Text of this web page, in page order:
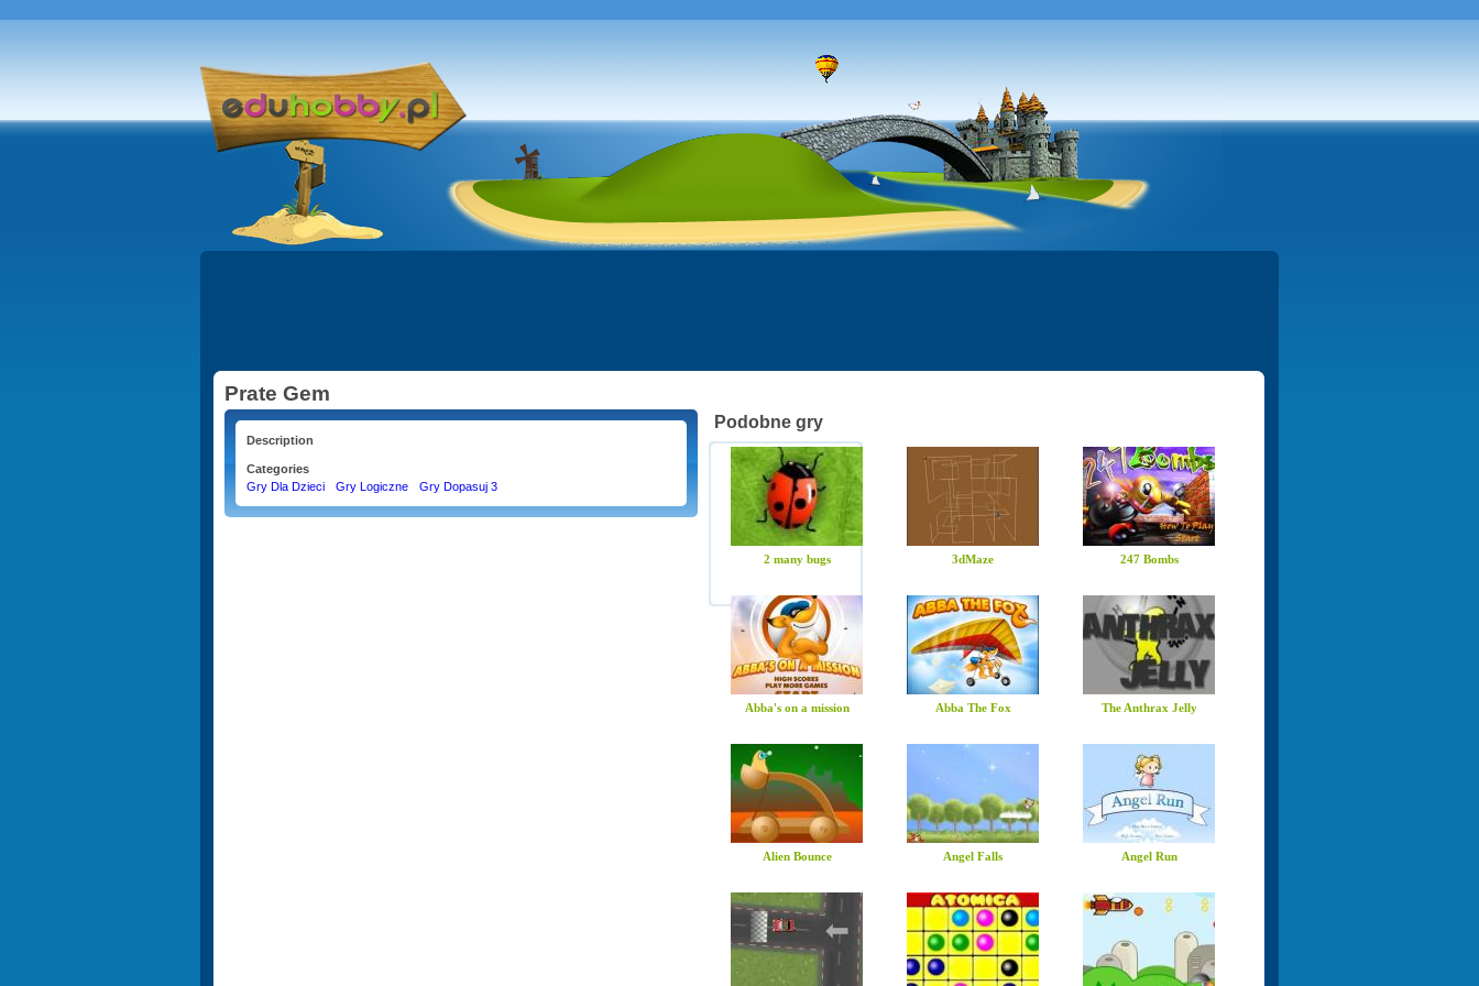
Prate Gem
Description
Categories
Gry Dla Dzieci
Gry Logiczne Gry Dopasuj 3
Podobne gry
2 many bugs 3dMaze 247 Bombs
Abba's on a mission Abba The Fox The Anthrax Jelly
Alien Bounce Angel Falls Angel Run